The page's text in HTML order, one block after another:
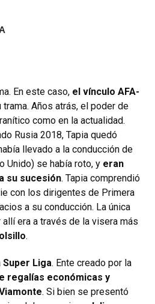
En este caso, el vínculo AFA-
Años atrás, el poder de
como en la actualidad.
Rusia 2018, Tapia quedó
llevado a la conducción de
Unido) se había roto, y eran
su sucesión. Tapia comprendió
con los dirigentes de Primera
a su conducción. La única
era a través de la visera más
.
Super Liga. Ente creado por la
regalías económicas y
. Si bien se presentó